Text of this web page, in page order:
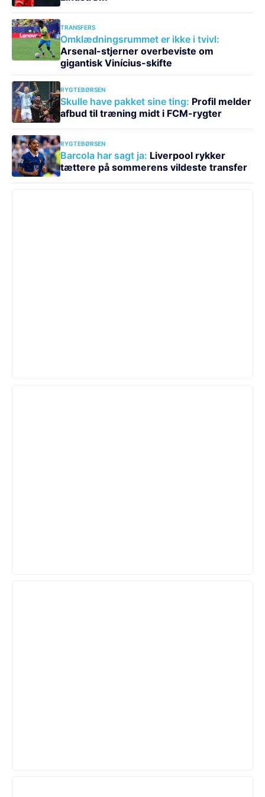
TRANSFERS
Omklædningsrummet er ikke i tvivl:
Arsenal-stjerner overbeviste om
gigantisk Vinícius-skifte
RYGTEBØRSEN
Skulle have pakket sine ting: Profil melder
afbud til træning midt i FCM-rygter
RYGTEBØRSEN
Barcola har sagt ja: Liverpool rykker
tættere på sommerens vildeste transfer